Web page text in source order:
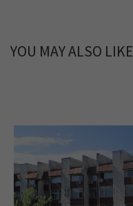
YOU MAY ALSO LIKE